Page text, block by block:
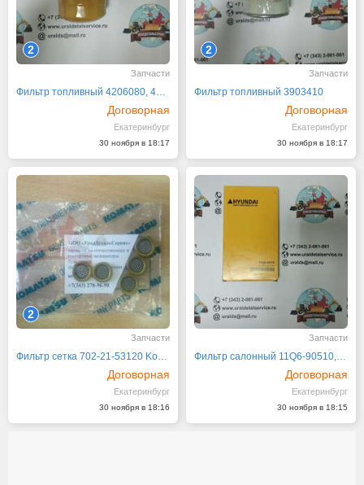
2
Запчасти
Фильтр топливный 4206080, 4178800, KS-570C
Договорная
Екатеринбург
30 ноября в 18:17
2
Запчасти
Фильтр топливный 3903410
Договорная
Екатеринбург
30 ноября в 18:17
2
Запчасти
Фильтр сетка 702-21-53120 Komatsu
Договорная
Екатеринбург
30 ноября в 18:16
Запчасти
Фильтр салонный 11Q6-90510, SC80048, ST86843 Hyundai
Договорная
Екатеринбург
30 ноября в 18:15